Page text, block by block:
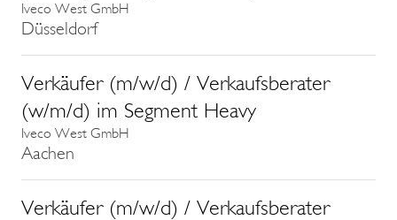
Iveco West GmbH
Düsseldorf
Verkäufer (m/w/d) / Verkaufsberater
(w/m/d) im Segment Heavy
Iveco West GmbH
Aachen
Verkäufer (m/w/d) / Verkaufsberater